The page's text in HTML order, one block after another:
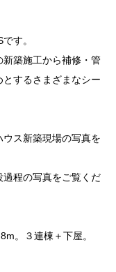
す。
築施工から補修・管
するさまざまなシー
ス新築現場の写真を
程の写真をご覧くだ
。３連棟＋下屋。